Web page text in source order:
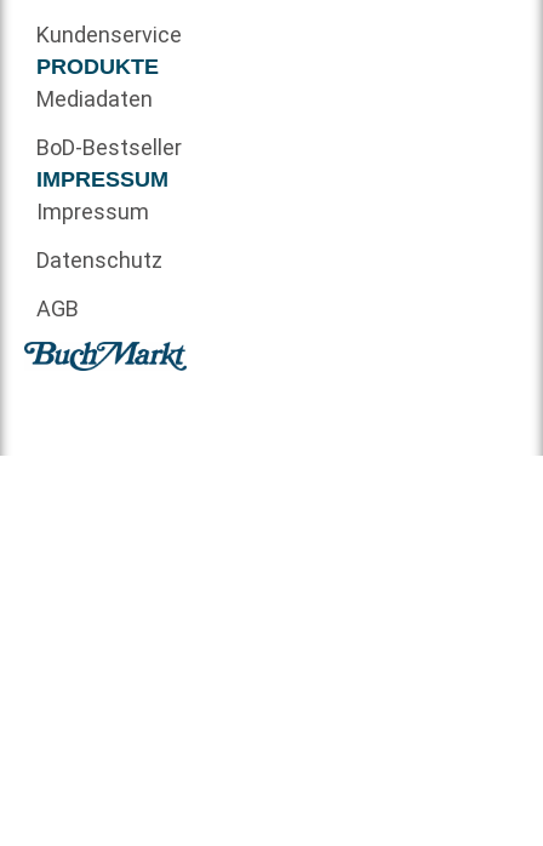
Kundenservice
PRODUKTE
Mediadaten
BoD-Bestseller
IMPRESSUM
Impressum
Datenschutz
AGB